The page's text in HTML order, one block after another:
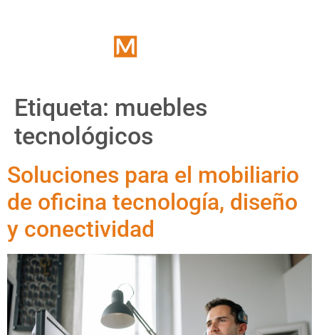
Etiqueta: muebles
tecnológicos
Soluciones para el mobiliario
de oficina tecnología, diseño
y conectividad